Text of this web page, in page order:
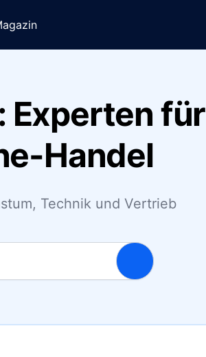
Experten für
Handel
Technik und Vertrieb